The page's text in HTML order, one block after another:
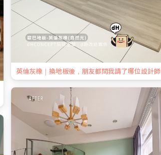
英倫灰橡｜換地板後，朋友都問我請了哪位設計師